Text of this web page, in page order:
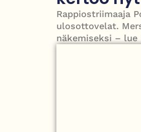
Kimi ja Minttu
Rappiostriimaaja
ulosottovelat.
näkemiseksi –